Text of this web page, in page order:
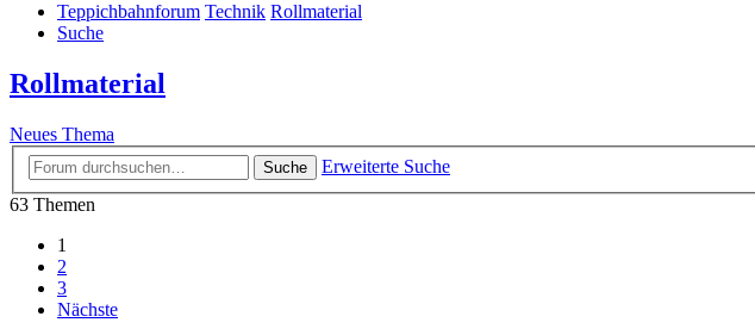
Teppichbahnforum Technik Rollmaterial
Suche
Rollmaterial
Neues Thema
Suche
Erweiterte Suche
63 Themen
1
2
3
Nächste